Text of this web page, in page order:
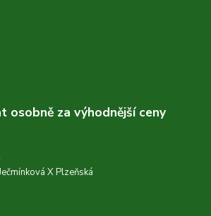
osobně za výhodnější ceny
X Plzeňská